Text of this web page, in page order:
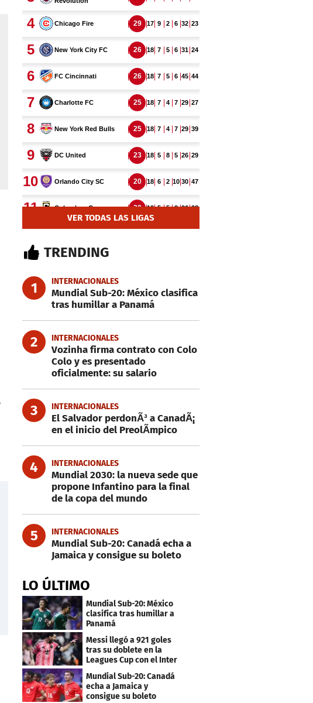
VER TODAS LAS LIGAS
TRENDING
1 INTERNACIONALES
Mundial Sub-20: México clasifica
tras humillar a Panamá
2 INTERNACIONALES
Vozinha firma contrato con Colo
Colo y es presentado
oficialmente: su salario
3 INTERNACIONALES
El Salvador perdonÃ³ a CanadÃ¡
en el inicio del PreolÃ­mpico
4 INTERNACIONALES
Mundial 2030: la nueva sede que
propone Infantino para la final
de la copa del mundo
5 INTERNACIONALES
Mundial Sub-20: Canadá echa a
Jamaica y consigue su boleto
LO ÚLTIMO
Mundial Sub-20: México
clasifica tras humillar a
Panamá
Messi llegó a 921 goles
tras su doblete en la
Leagues Cup con el Inter
Miami
Mundial Sub-20: Canadá
echa a Jamaica y
consigue su boleto